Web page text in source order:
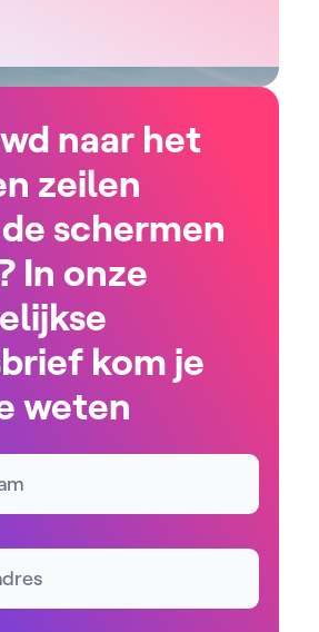
naar het
zeilen
schermen
In onze
kom je
weten